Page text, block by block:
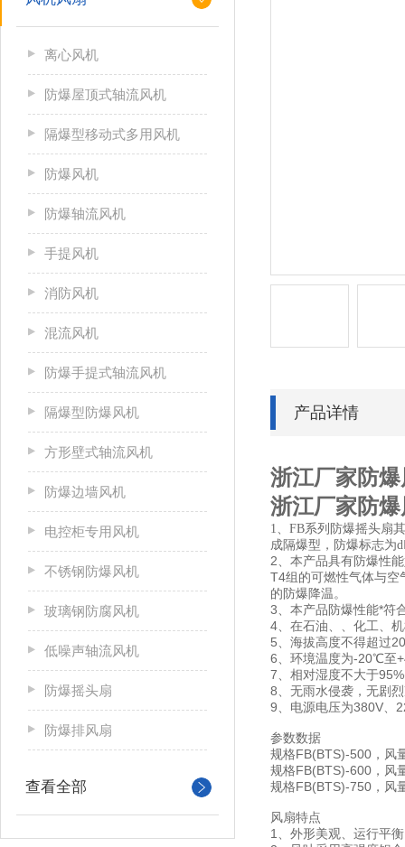
离心风机
防爆屋顶式轴流风机
隔爆型移动式多用风机
防爆风机
防爆轴流风机
手提风机
消防风机
混流风机
防爆手提式轴流风机
隔爆型防爆风机
方形壁式轴流风机
防爆边墙风机
电控柜专用风机
不锈钢防爆风机
玻璃钢防腐风机
低噪声轴流风机
防爆摇头扇
防爆排风扇
查看全部
产品详情
浙江厂家防
浙江厂家防
1、FB系列防爆摇头扇
成隔爆型，防爆标志为
2、本产品具有防爆性
T4组的可燃性气体与空
的防爆降温。
3、本产品防爆性能*符
4、在石油、、化工、
5、海拔高度不得超过
6、环境温度为-20℃至
7、相对湿度不大于
8、无雨水侵袭，无剧
9、电源电压为380V、
参数数据
规格FB(BTS)-500，风
规格FB(BTS)-600，风
规格FB(BTS)-750，风
风扇特点
1、外形美观、运行平